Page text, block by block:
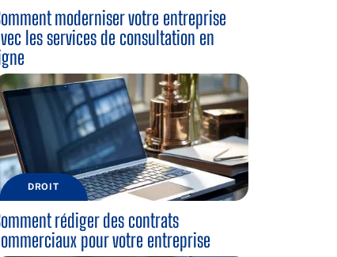
moderniser votre entreprise
les services de consultation en
DROIT
rédiger des contrats
pour votre entreprise